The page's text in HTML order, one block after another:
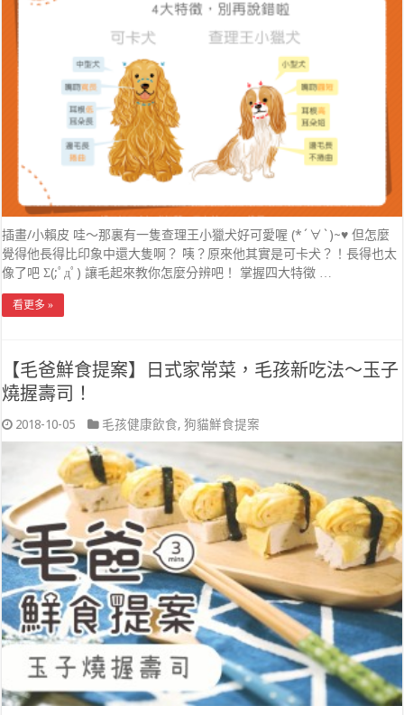
插畫/小賴皮 哇～那裏有一隻查理王小獵犬好可愛喔 (*´∀`)~♥ 但怎麼
覺得他長得比印象中還大隻啊？ 咦？原來他其實是可卡犬？！長得也太
像了吧 Σ(;ﾟдﾟ) 讓毛起來教你怎麼分辨吧！ 掌握四大特徵 …
看更多 »
【毛爸鮮食提案】日式家常菜，毛孩新吃法～玉子
燒握壽司！
2018-10-05 毛孩健康飲食,狗貓鮮食提案